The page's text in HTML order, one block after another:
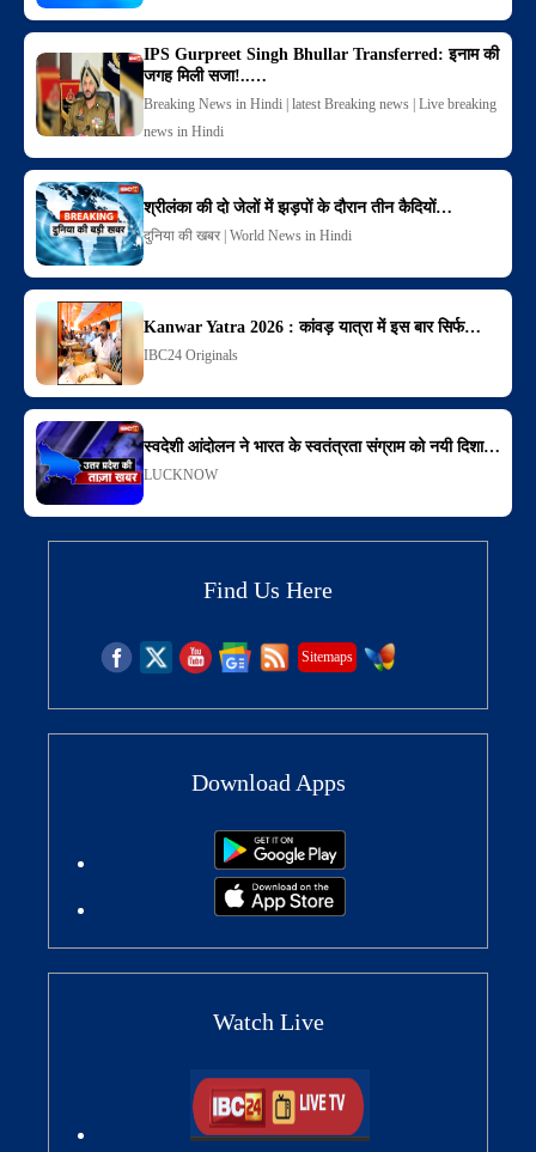
IPS Gurpreet Singh Bhullar Transferred: इनाम की
जगह मिली सजा!..…
Breaking News in Hindi | latest Breaking news | Live breaking
news in Hindi
श्रीलंका की दो जेलों में झड़पों के दौरान तीन कैदियों…
दुनिया की खबर | World News in Hindi
Kanwar Yatra 2026 : कांवड़ यात्रा में इस बार सिर्फ…
IBC24 Originals
स्वदेशी आंदोलन ने भारत के स्वतंत्रता संग्राम को नयी दिशा…
LUCKNOW
Find Us Here
Sitemaps
Download Apps
Watch Live